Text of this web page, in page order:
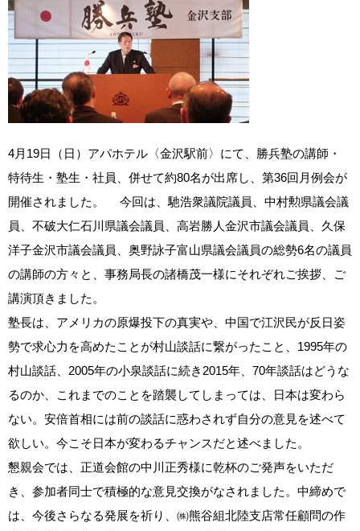
4月19日（日）アパホテル〈金沢駅前〉にて、勝兵塾の講師・
特待生・塾生・社員、併せて約80名が出席し、第36回月例会が
開催されました。 今回は、馳浩衆議院議員、中村勲県議会議
員、不破大仁石川県議会議員、高岩勝人金沢市議会議員、久保
洋子金沢市議会議員、奥野詠子富山県議会議員の総勢6名の議員
の講師の方々と、事務局長の諸橋茂一様にそれぞれご挨拶、ご
講演頂きました。
塾長は、アメリカの原爆投下の真実や、中国で江沢民が反日姿
勢で求心力を高めたことが村山談話に繋がったこと、1995年の
村山談話、2005年の小泉談話に続き2015年、70年談話はどうな
るのか、これまでのことを踏襲してしまっては、日本は変わら
ない。安倍首相には前の談話に惑わされず自分の意見を述べて
欲しい。今こそ日本が変わるチャンスだと述べました。
懇親会では、正道会館の中川正秀様に乾杯のご発声をいただ
き、参加者同士で積極的な意見交換がなされました。中締めで
は、今後さらなる発展を祈り、㈱熊谷組北陸支店常任顧問の作